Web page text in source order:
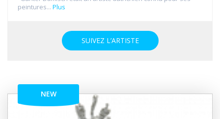
peintures... Plus
SUIVEZ L’ARTISTE
NEW